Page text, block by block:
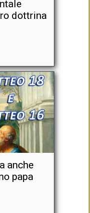
dottrina
anche
papa